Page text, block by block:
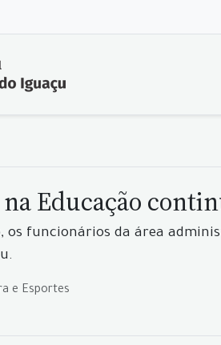
Educação
os funcionários da área
e Esportes